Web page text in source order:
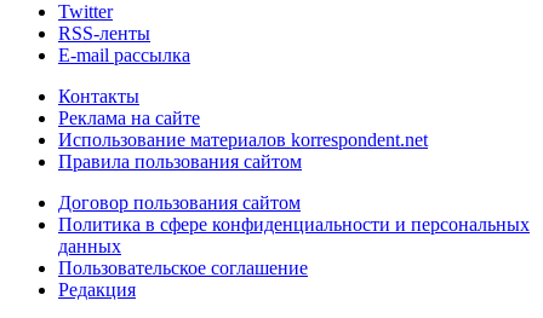
Twitter
RSS-ленты
E-mail рассылка
Контакты
Реклама на сайте
Использование материалов korrespondent.net
Правила пользования сайтом
Договор пользования сайтом
Политика в сфере конфиденциальности и персональных
данных
Пользовательское соглашение
Редакция